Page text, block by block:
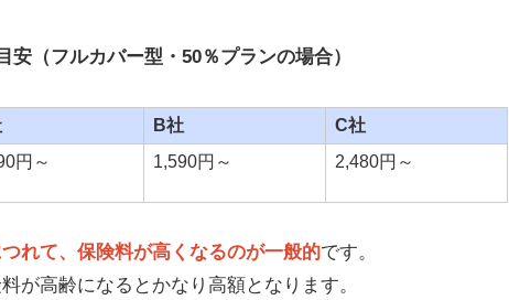
安（フルカバー型・50％プランの場合）
B社
C社
円～ 1,590円～ 2,480円～
れて、保険料が高くなるのが一般的です。
が高齢になるとかなり高額となります。